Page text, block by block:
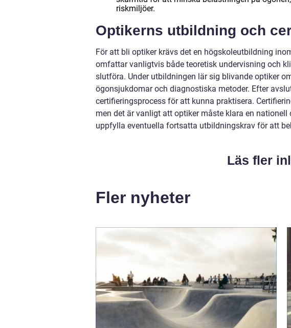
riskmiljöer.
Optikerns utbildning och
För att bli optiker krävs det en högskoleutbildning
omfattar vanligtvis både teoretisk undervisning och
slutföra. Under utbildningen lär sig blivande optiker
ögonsjukdomar och diagnostiska metoder. Efter
certifieringsprocess för att kunna praktisera.
men det är vanligt att optiker måste klara en
uppfylla eventuella fortsatta utbildningskrav för att
Läs fler
Fler nyheter